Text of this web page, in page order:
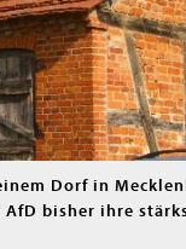
Dorf in
bisher ihre